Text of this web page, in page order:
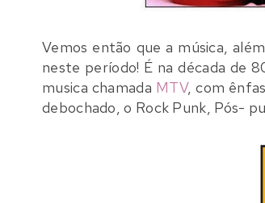
Vemos então que a música,
neste período! É na década de
musica chamada MTV, com
debochado, o Rock Punk, Pós-